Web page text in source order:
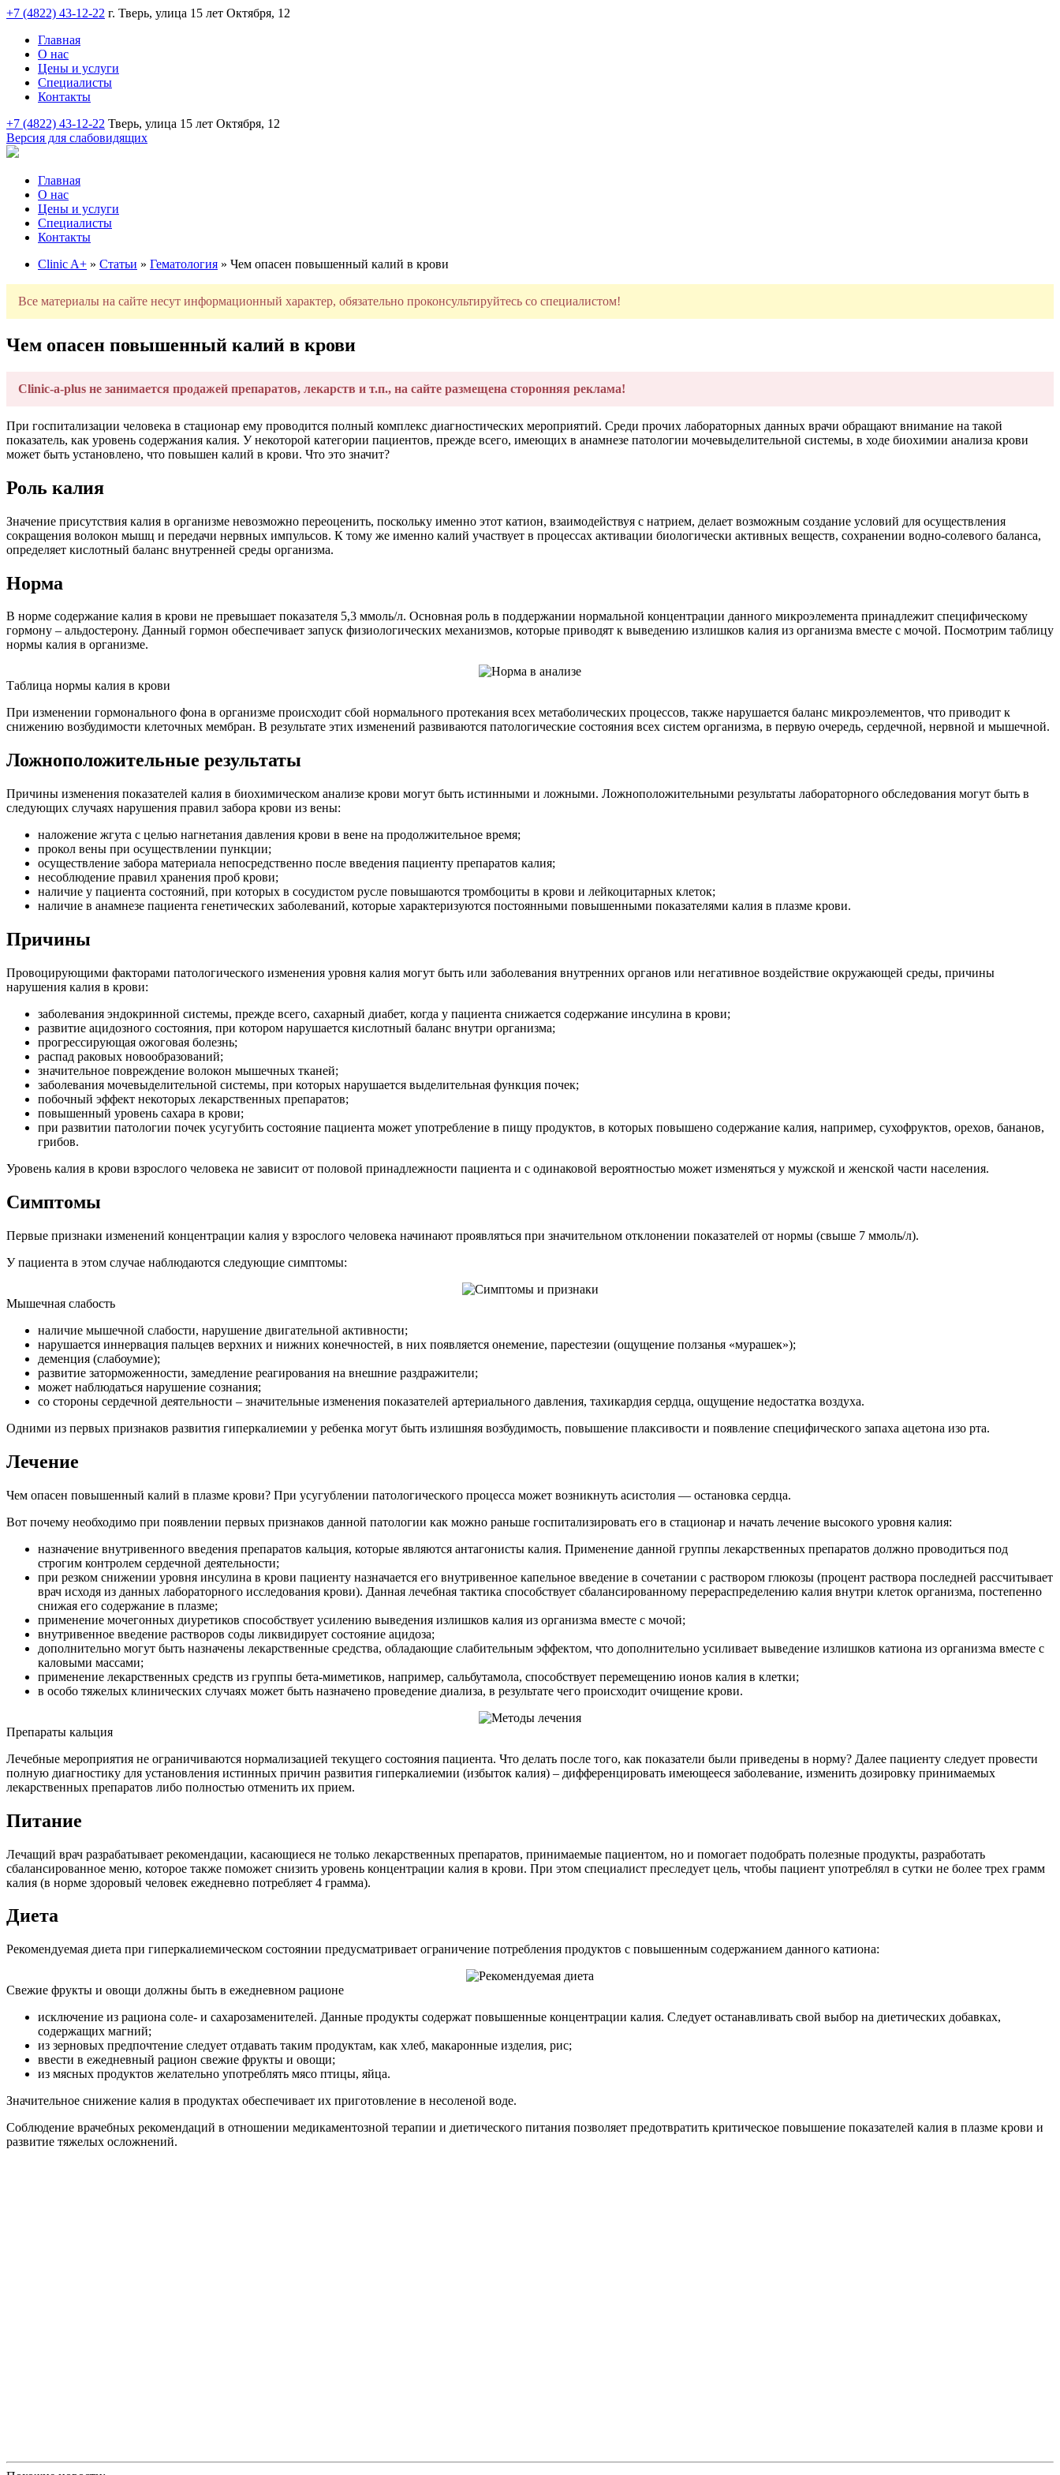
+7 (4822) 43-12-22 г. Тверь, улица 15 лет Октября, 12
Главная
О нас
Цены и услуги
Специалисты
Контакты
+7 (4822) 43-12-22 Тверь, улица 15 лет Октября, 12
Версия для слабовидящих
Главная
О нас
Цены и услуги
Специалисты
Контакты
Clinic A+ » Статьи » Гематология » Чем опасен повышенный калий в крови
Все материалы на сайте несут информационный характер, обязательно проконсультируйтесь со специалистом!
Чем опасен повышенный калий в крови
Clinic-a-plus не занимается продажей препаратов, лекарств и т.п., на сайте размещена сторонняя реклама!
При госпитализации человека в стационар ему проводится полный комплекс диагностических мероприятий. Среди прочих лабораторных данных врачи обращают внимание на такой
показатель, как уровень содержания калия. У некоторой категории пациентов, прежде всего, имеющих в анамнезе патологии мочевыделительной системы, в ходе биохимии анализа крови
может быть установлено, что повышен калий в крови. Что это значит?
Роль калия
Значение присутствия калия в организме невозможно переоценить, поскольку именно этот катион, взаимодействуя с натрием, делает возможным создание условий для осуществления
сокращения волокон мышц и передачи нервных импульсов. К тому же именно калий участвует в процессах активации биологически активных веществ, сохранении водно-солевого баланса,
определяет кислотный баланс внутренней среды организма.
Норма
В норме содержание калия в крови не превышает показателя 5,3 ммоль/л. Основная роль в поддержании нормальной концентрации данного микроэлемента принадлежит специфическому
гормону – альдостерону. Данный гормон обеспечивает запуск физиологических механизмов, которые приводят к выведению излишков калия из организма вместе с мочой. Посмотрим таблицу
нормы калия в организме.
Таблица нормы калия в крови
При изменении гормонального фона в организме происходит сбой нормального протекания всех метаболических процессов, также нарушается баланс микроэлементов, что приводит к
снижению возбудимости клеточных мембран. В результате этих изменений развиваются патологические состояния всех систем организма, в первую очередь, сердечной, нервной и мышечной.
Ложноположительные результаты
Причины изменения показателей калия в биохимическом анализе крови могут быть истинными и ложными. Ложноположительными результаты лабораторного обследования могут быть в
следующих случаях нарушения правил забора крови из вены:
наложение жгута с целью нагнетания давления крови в вене на продолжительное время;
прокол вены при осуществлении пункции;
осуществление забора материала непосредственно после введения пациенту препаратов калия;
несоблюдение правил хранения проб крови;
наличие у пациента состояний, при которых в сосудистом русле повышаются тромбоциты в крови и лейкоцитарных клеток;
наличие в анамнезе пациента генетических заболеваний, которые характеризуются постоянными повышенными показателями калия в плазме крови.
Причины
Провоцирующими факторами патологического изменения уровня калия могут быть или заболевания внутренних органов или негативное воздействие окружающей среды, причины
нарушения калия в крови:
заболевания эндокринной системы, прежде всего, сахарный диабет, когда у пациента снижается содержание инсулина в крови;
развитие ацидозного состояния, при котором нарушается кислотный баланс внутри организма;
прогрессирующая ожоговая болезнь;
распад раковых новообразований;
значительное повреждение волокон мышечных тканей;
заболевания мочевыделительной системы, при которых нарушается выделительная функция почек;
побочный эффект некоторых лекарственных препаратов;
повышенный уровень сахара в крови;
при развитии патологии почек усугубить состояние пациента может употребление в пищу продуктов, в которых повышено содержание калия, например, сухофруктов, орехов, бананов,
грибов.
Уровень калия в крови взрослого человека не зависит от половой принадлежности пациента и с одинаковой вероятностью может изменяться у мужской и женской части населения.
Симптомы
Первые признаки изменений концентрации калия у взрослого человека начинают проявляться при значительном отклонении показателей от нормы (свыше 7 ммоль/л).
У пациента в этом случае наблюдаются следующие симптомы:
Мышечная слабость
наличие мышечной слабости, нарушение двигательной активности;
нарушается иннервация пальцев верхних и нижних конечностей, в них появляется онемение, парестезии (ощущение ползанья «мурашек»);
деменция (слабоумие);
развитие заторможенности, замедление реагирования на внешние раздражители;
может наблюдаться нарушение сознания;
со стороны сердечной деятельности – значительные изменения показателей артериального давления, тахикардия сердца, ощущение недостатка воздуха.
Одними из первых признаков развития гиперкалиемии у ребенка могут быть излишняя возбудимость, повышение плаксивости и появление специфического запаха ацетона изо рта.
Лечение
Чем опасен повышенный калий в плазме крови? При усугублении патологического процесса может возникнуть асистолия — остановка сердца.
Вот почему необходимо при появлении первых признаков данной патологии как можно раньше госпитализировать его в стационар и начать лечение высокого уровня калия:
назначение внутривенного введения препаратов кальция, которые являются антагонисты калия. Применение данной группы лекарственных препаратов должно проводиться под
строгим контролем сердечной деятельности;
при резком снижении уровня инсулина в крови пациенту назначается его внутривенное капельное введение в сочетании с раствором глюкозы (процент раствора последней рассчитывает
врач исходя из данных лабораторного исследования крови). Данная лечебная тактика способствует сбалансированному перераспределению калия внутри клеток организма, постепенно
снижая его содержание в плазме;
применение мочегонных диуретиков способствует усилению выведения излишков калия из организма вместе с мочой;
внутривенное введение растворов соды ликвидирует состояние ацидоза;
дополнительно могут быть назначены лекарственные средства, обладающие слабительным эффектом, что дополнительно усиливает выведение излишков катиона из организма вместе с
каловыми массами;
применение лекарственных средств из группы бета-миметиков, например, сальбутамола, способствует перемещению ионов калия в клетки;
в особо тяжелых клинических случаях может быть назначено проведение диализа, в результате чего происходит очищение крови.
Препараты кальция
Лечебные мероприятия не ограничиваются нормализацией текущего состояния пациента. Что делать после того, как показатели были приведены в норму? Далее пациенту следует провести
полную диагностику для установления истинных причин развития гиперкалиемии (избыток калия) – дифференцировать имеющееся заболевание, изменить дозировку принимаемых
лекарственных препаратов либо полностью отменить их прием.
Питание
Лечащий врач разрабатывает рекомендации, касающиеся не только лекарственных препаратов, принимаемые пациентом, но и помогает подобрать полезные продукты, разработать
сбалансированное меню, которое также поможет снизить уровень концентрации калия в крови. При этом специалист преследует цель, чтобы пациент употреблял в сутки не более трех грамм
калия (в норме здоровый человек ежедневно потребляет 4 грамма).
Диета
Рекомендуемая диета при гиперкалиемическом состоянии предусматривает ограничение потребления продуктов с повышенным содержанием данного катиона:
Свежие фрукты и овощи должны быть в ежедневном рационе
исключение из рациона соле- и сахарозаменителей. Данные продукты содержат повышенные концентрации калия. Следует останавливать свой выбор на диетических добавках,
содержащих магний;
из зерновых предпочтение следует отдавать таким продуктам, как хлеб, макаронные изделия, рис;
ввести в ежедневный рацион свежие фрукты и овощи;
из мясных продуктов желательно употреблять мясо птицы, яйца.
Значительное снижение калия в продуктах обеспечивает их приготовление в несоленой воде.
Соблюдение врачебных рекомендаций в отношении медикаментозной терапии и диетического питания позволяет предотвратить критическое повышение показателей калия в плазме крови и
развитие тяжелых осложнений.